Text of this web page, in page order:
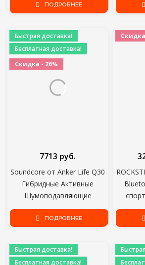
Связи Наушники С
Xiaomi Samsung
ПОДРОБНЕЕ
Быстрая доставка!
Бесплатная доставка!
Скидка - 26%
Soundcore от Anker Life Q30
Гибридные Активные
Шумоподавляющие
наушники с несколькими
режимами, Звук Hi-Res, 40
7713 руб.
ПОДРОБНЕЕ
Для
Быстрая доставка!
Бесплатная доставка!